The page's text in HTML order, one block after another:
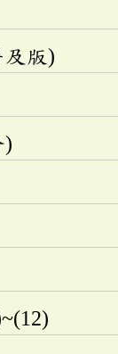
版)
)